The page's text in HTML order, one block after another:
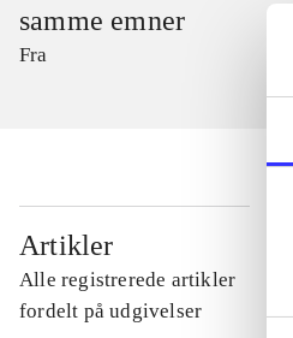
samme emner
Fra
Artikler
Alle registrerede artikler
fordelt på udgivelser